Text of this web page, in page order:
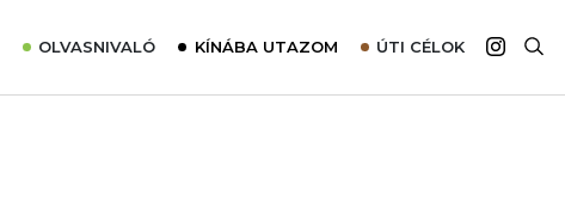
OLVASNIVALÓ KÍNÁBA UTAZOM ÚTI CÉLOK